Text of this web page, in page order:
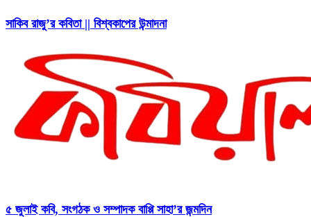
সাকিব রাজু’র কবিতা || বিশ্বকাপের উন্মাদনা
৫ জুলাই কবি, সংগঠক ও সম্পাদক বাপ্পি সাহা’র জন্মদিন